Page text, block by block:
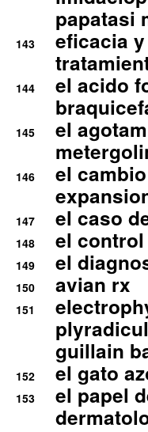
papatasi
143
eficacia
144
el acido
145
el
146
el
147 el caso
148 el
149 el
150 avian rx
151
guillain
152 el gato
153
el papel